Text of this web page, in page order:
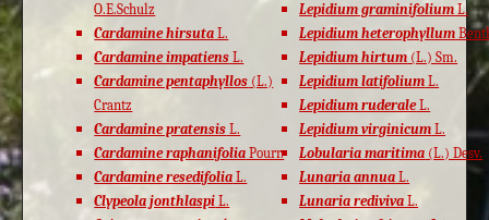
O.E.Schulz
Cardamine hirsuta L.
Cardamine impatiens L.
Cardamine pentaphyllos (L.)
Crantz
Cardamine pratensis L.
Cardamine raphanifolia Pourr.
Cardamine resedifolia L.
Clypeola jonthlaspi L.
Lepidium graminifolium L.
Lepidium heterophyllum
Lepidium hirtum (L.) Sm.
Lepidium latifolium L.
Lepidium ruderaleL.
Lepidium virginicum L.
Lobularia maritima (L.) Desv.
Lunaria annua L.
Lunaria rediviva L.